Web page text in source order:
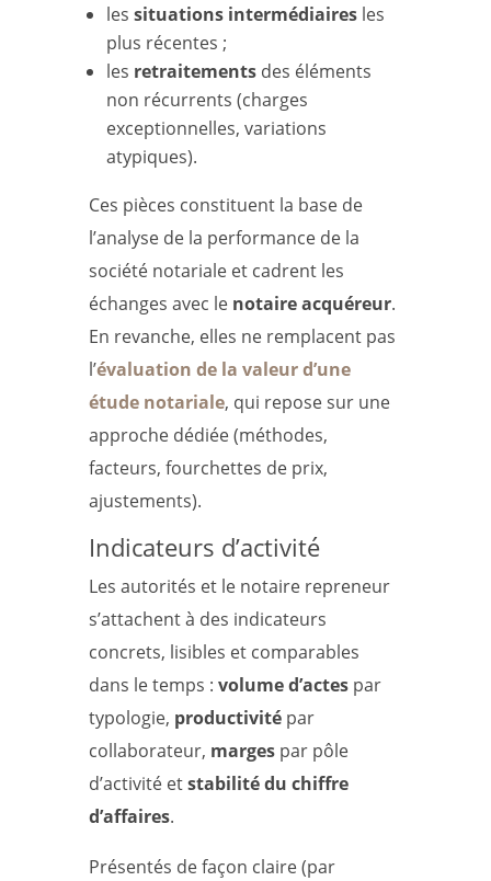
les situations intermédiairesles
plus récentes ;
les retraitementsdes éléments
non récurrents (charges
exceptionnelles, variations
atypiques).
Ces pièces constituent la base de
l’analyse de la performance de la
société notariale et cadrent les
échanges avec le notaire acquéreur.
En revanche, elles ne remplacent pas
l’évaluation de la valeur d’une
étude notariale, qui repose sur une
approche dédiée (méthodes,
facteurs, fourchettes de prix,
ajustements).
Indicateurs d’activité
Les autorités et le notaire repreneur
s’attachent à des indicateurs
concrets, lisibles et comparables
dans le temps : volume d’actespar
typologie, productivitépar
collaborateur, marges par pôle
d’activité etstabilité du chiffre
d’affaires.
Présentés de façon claire (par